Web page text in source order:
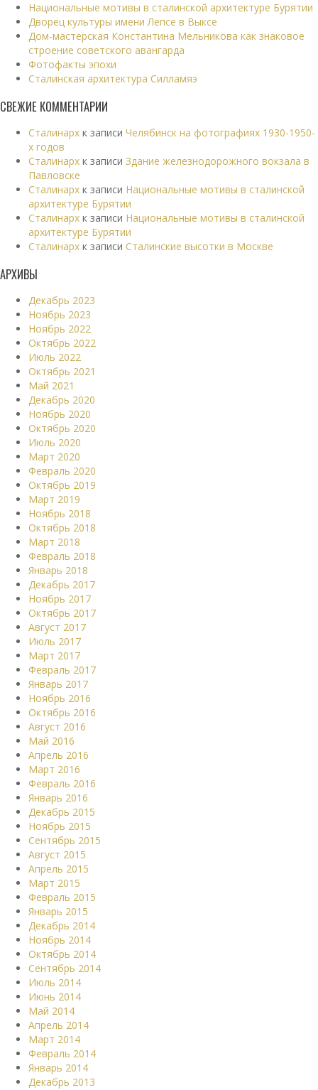
Национальные мотивы в сталинской архитектуре Бурятии
Дворец культуры имени Лепсе в Выксе
Дом-мастерская Константина Мельникова как знаковое
строение советского авангарда
Фотофакты эпохи
Сталинская архитектура Силламяэ
СВЕЖИЕ КОММЕНТАРИИ
Сталинарх к записи Челябинск на фотографиях 1930-1950-
х годов
Сталинарх к записи Здание железнодорожного вокзала в
Павловске
Сталинарх к записи Национальные мотивы в сталинской
архитектуре Бурятии
Сталинарх к записи Национальные мотивы в сталинской
архитектуре Бурятии
Сталинарх к записи Сталинские высотки в Москве
АРХИВЫ
Декабрь 2023
Ноябрь 2023
Ноябрь 2022
Октябрь 2022
Июль 2022
Октябрь 2021
Май 2021
Декабрь 2020
Ноябрь 2020
Октябрь 2020
Июль 2020
Март 2020
Февраль 2020
Октябрь 2019
Март 2019
Ноябрь 2018
Октябрь 2018
Март 2018
Февраль 2018
Январь 2018
Декабрь 2017
Ноябрь 2017
Октябрь 2017
Август 2017
Июль 2017
Март 2017
Февраль 2017
Январь 2017
Ноябрь 2016
Октябрь 2016
Август 2016
Май 2016
Апрель 2016
Март 2016
Февраль 2016
Январь 2016
Декабрь 2015
Ноябрь 2015
Сентябрь 2015
Август 2015
Апрель 2015
Март 2015
Февраль 2015
Январь 2015
Декабрь 2014
Ноябрь 2014
Октябрь 2014
Сентябрь 2014
Июль 2014
Июнь 2014
Май 2014
Апрель 2014
Март 2014
Февраль 2014
Январь 2014
Декабрь 2013